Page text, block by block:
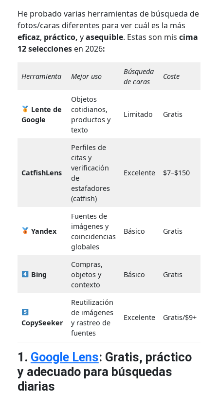
He probado varias herramientas de búsqueda de
fotos/caras diferentes para ver cuál es la más
eficaz, práctico, yasequible. Estas son mis cima
12 selecciones en 2026:
Herramienta Mejor uso
Búsqueda
de caras
Coste
Lente de
Google
Objetos
cotidianos,
productos y
texto
Limitado Gratis
CatfishLens
Perfiles de
citas y
verificación
de
estafadores
(catfish)
Excelente $7–$150
Yandex
Fuentes de
imágenes y
coincidencias
globales
Básico Gratis
Bing
Compras,
objetos y
contexto
Básico Gratis
CopySeeker
Reutilización
de imágenes
y rastreo de
fuentes
Excelente Gratis/$9+
1. Google Lens: Gratis, práctico
y adecuado para búsquedas
diarias